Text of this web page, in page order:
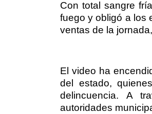
Con total sangre
fuego y obligó a los
ventas de la
El video ha
del estado,
delincuencia. A
autoridades